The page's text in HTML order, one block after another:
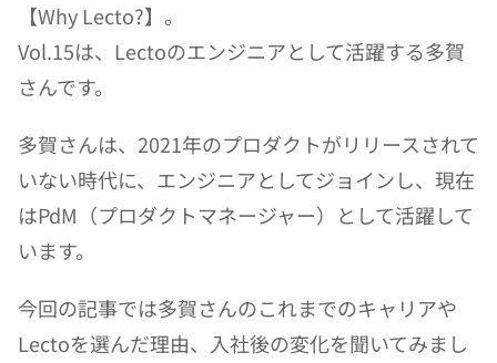
【Why Lecto?】。
Vol.15は、Lectoのエンジニアとして活躍する多賀
さんです。
多賀さんは、2021年のプロダクトがリリースされて
いない時代に、エンジニアとしてジョインし、現在
はPdM（プロダクトマネージャー）として活躍して
います。
今回の記事では多賀さんのこれまでのキャリアや
Lectoを選んだ理由、入社後の変化を聞いてみまし